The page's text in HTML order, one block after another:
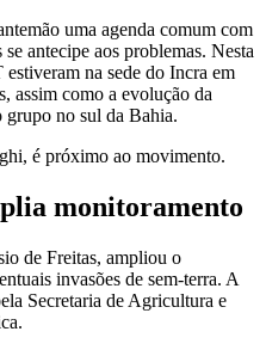
uma agenda comum com
antecipe aos problemas. Nesta
na sede do Incra em
assim como a evolução da
grupo no sul da Bahia.
é próximo ao movimento.
monitoramento
de Freitas, ampliou o
invasões de sem-terra. A
Secretaria de Agricultura e